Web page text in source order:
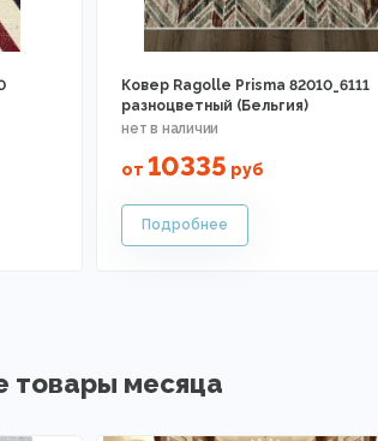
Ковер Ragolle Prisma 82010_6111
разноцветный (Бельгия)
от 10335 руб
товары месяца